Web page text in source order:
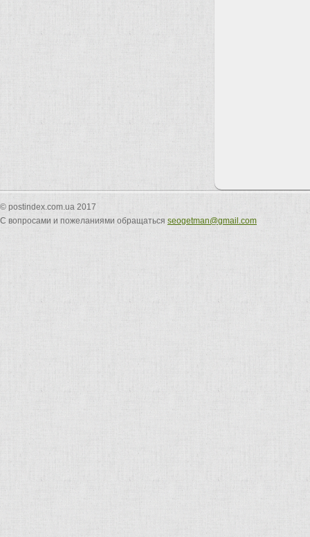
© postindex.com.ua 2017
С вопросами и пожеланиями обращаться seogetman@gmail.com